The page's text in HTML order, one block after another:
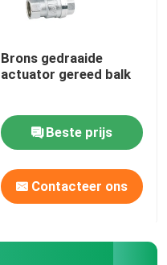
Brons gedraaide
actuator gereed balk
Beste prijs
Contacteer ons